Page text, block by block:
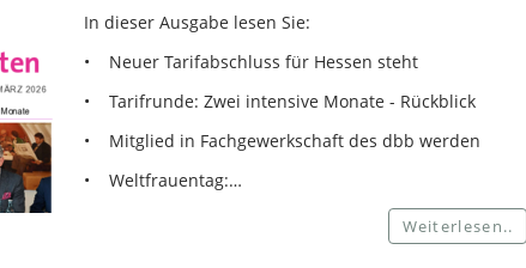
In dieser Ausgabe lesen Sie:
• Neuer Tarifabschluss für Hessen steht
• Tarifrunde: Zwei intensive Monate - Rückblick
• Mitglied in Fachgewerkschaft des dbb werden
• Weltfrauentag:…
Weiterlesen..